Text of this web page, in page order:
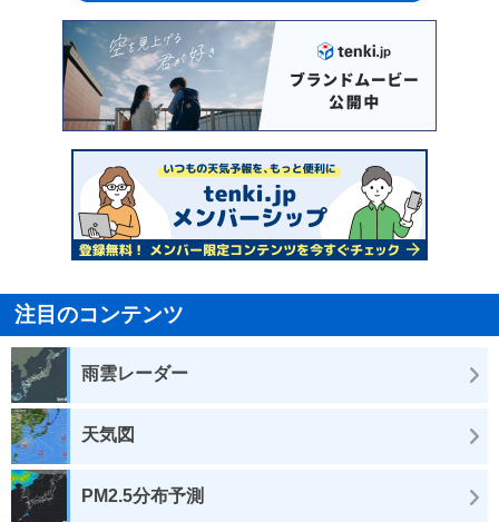
注目のコンテンツ
雨雲レーダー
天気図
PM2.5分布予測